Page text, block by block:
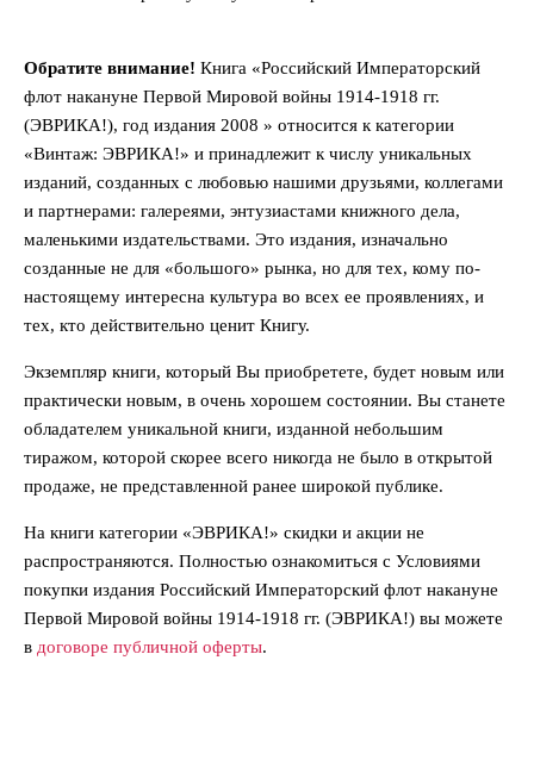
Обратите внимание! Книга «Российский Императорский
флот накануне Первой Мировой войны 1914-1918 гг.
(ЭВРИКА!), год издания 2008 » относится к категории
«Винтаж: ЭВРИКА!» и принадлежит к числу уникальных
изданий, созданных с любовью нашими друзьями, коллегами
и партнерами: галереями, энтузиастами книжного дела,
маленькими издательствами. Это издания, изначально
созданные не для «большого» рынка, но для тех, кому по-
настоящему интересна культура во всех ее проявлениях, и
тех, кто действительно ценит Книгу.
Экземпляр книги, который Вы приобретете, будет новым или
практически новым, в очень хорошем состоянии. Вы станете
обладателем уникальной книги, изданной небольшим
тиражом, которой скорее всего никогда не было в открытой
продаже, не представленной ранее широкой публике.
На книги категории «ЭВРИКА!» скидки и акции не
распространяются. Полностью ознакомиться с Условиями
покупки издания Российский Императорский флот накануне
Первой Мировой войны 1914-1918 гг. (ЭВРИКА!) вы можете
в договоре публичной оферты.